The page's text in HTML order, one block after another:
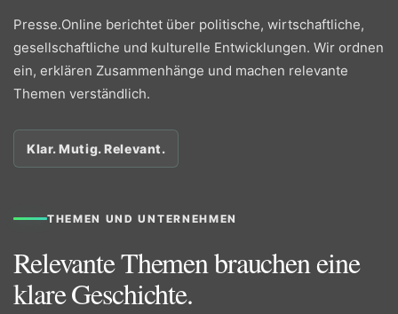
Presse.Online berichtet über politische, wirtschaftliche,
gesellschaftliche und kulturelle Entwicklungen. Wir ordnen
ein, erklären Zusammenhänge und machen relevante
Themen verständlich.
Klar. Mutig. Relevant.
THEMEN UND UNTERNEHMEN
Relevante Themen brauchen eine
klare Geschichte.